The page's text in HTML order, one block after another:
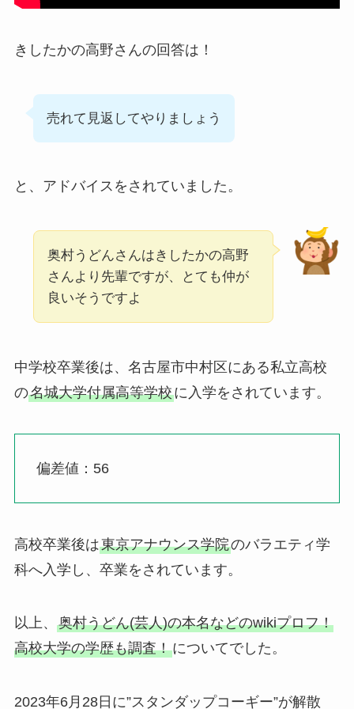
きしたかの高野さんの回答は！
売れて見返してやりましょう
と、アドバイスをされていました。
奥村うどんさんはきしたかの高野
さんより先輩ですが、とても仲が
良いそうですよ
中学校卒業後は、名古屋市中村区にある私立高校
の名城大学付属高等学校に入学をされています。
偏差値：56
高校卒業後は東京アナウンス学院のバラエティ学
科へ入学し、卒業をされています。
以上、 奥村うどん(芸人)の本名などのwikiプロフ！
高校大学の学歴も調査！についてでした。
2023年6月28日に”スタンダップコーギー”が解散